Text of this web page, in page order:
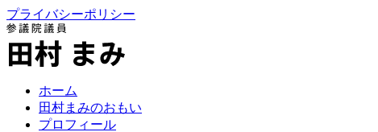
プライバシーポリシー
ホーム
田村まみのおもい
プロフィール